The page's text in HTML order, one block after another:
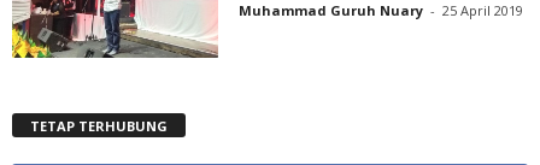
Muhammad Guruh Nuary - 25 April 2019
TETAP TERHUBUNG